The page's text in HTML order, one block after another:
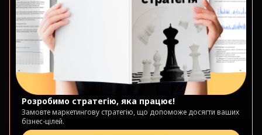
Розробимо стратегію, яка працює!
Замовте маркетингову стратегію, що допоможе досягти ваших
бізнес-цілей.